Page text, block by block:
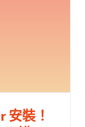
安裝！